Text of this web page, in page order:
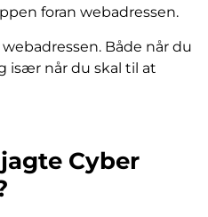
foran webadressen.
Både når du
især når du skal til at
Cyber